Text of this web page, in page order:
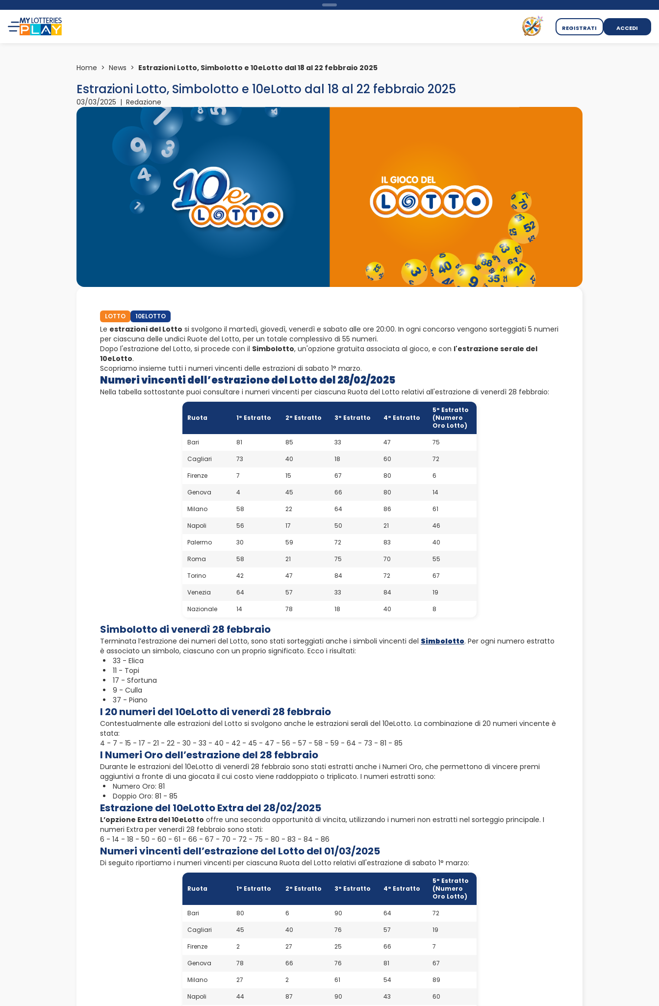
REGISTRATI ACCEDI
Home > News > Estrazioni Lotto, Simbolotto e 10eLotto dal 18 al 22 febbraio 2025
Estrazioni Lotto, Simbolotto e 10eLotto dal 18 al 22 febbraio 2025
03/03/2025 | Redazione
LOTTO 10ELOTTO
Le estrazioni del Lotto si svolgono il martedì, giovedì, venerdì e sabato alle ore 20:00. In ogni concorso vengono sorteggiati 5 numeri
per ciascuna delle undici Ruote del Lotto, per un totale complessivo di 55 numeri.
Dopo l'estrazione del Lotto, si procede con il Simbolotto, un'opzione gratuita associata al gioco, e con l'estrazione serale del
10eLotto.
Scopriamo insieme tutti i numeri vincenti delle estrazioni di sabato 1° marzo.
Numeri vincenti dell’estrazione del Lotto del 28/02/2025
Nella tabella sottostante puoi consultare i numeri vincenti per ciascuna Ruota del Lotto relativi all'estrazione di venerdì 28 febbraio:
Ruota 1° Estratto 2° Estratto 3° Estratto 4° Estratto
5° Estratto
(Numero
Oro Lotto)
Bari
81 85 33 47
75
Cagliari
73 40 18 60
72
Firenze
7 15 67 80
6
Genova
4 45 66 80
14
Milano
58 22 64 86
61
Napoli
56 17 50 21
46
Palermo
30 59 72 83
40
Roma
58 21 75 70
55
Torino
42 47 84 72
67
Venezia
64 57 33 84
19
Nazionale
14 78 18 40 8
Simbolotto di venerdì 28 febbraio
Terminata l’estrazione dei numeri del Lotto, sono stati sorteggiati anche i simboli vincenti del Simbolotto. Per ogni numero estratto
è associato un simbolo, ciascuno con un proprio significato. Ecco i risultati:
33 - Elica
11 - Topi
17 - Sfortuna
9 - Culla
37 - Piano
I 20 numeri del 10eLotto di venerdì 28 febbraio
Contestualmente alle estrazioni del Lotto si svolgono anche le estrazioni serali del 10eLotto. La combinazione di 20 numeri vincente è
stata:
4 - 7 - 15 - 17 - 21 - 22 - 30 - 33 - 40 - 42 - 45 - 47 - 56 - 57 - 58 - 59 - 64 - 73 - 81 - 85
I Numeri Oro dell’estrazione del 28 febbraio
Durante le estrazioni del 10eLotto di venerdì 28 febbraio sono stati estratti anche i Numeri Oro, che permettono di vincere premi
aggiuntivi a fronte di una giocata il cui costo viene raddoppiato o triplicato. I numeri estratti sono:
Numero Oro: 81
Doppio Oro: 81 - 85
Estrazione del 10eLotto Extra del 28/02/2025
L’opzione Extra del 10eLotto offre una seconda opportunità di vincita, utilizzando i numeri non estratti nel sorteggio principale. I
numeri Extra per venerdì 28 febbraio sono stati:
6 - 14 - 18 - 50 - 60 - 61 - 66 - 67 - 70 - 72 - 75 - 80 - 83 - 84 - 86
Numeri vincenti dell’estrazione del Lotto del 01/03/2025
Di seguito riportiamo i numeri vincenti per ciascuna Ruota del Lotto relativi all'estrazione di sabato 1° marzo:
Ruota 1° Estratto 2° Estratto 3° Estratto 4° Estratto
5° Estratto
(Numero
Oro Lotto)
Bari
80 6 90 64
72
Cagliari
45 40 76 57
19
Firenze
2 27 25 66
7
Genova
78 66 76 81
67
Milano
27 2 61 54
89
Napoli
44 87 90 43
60